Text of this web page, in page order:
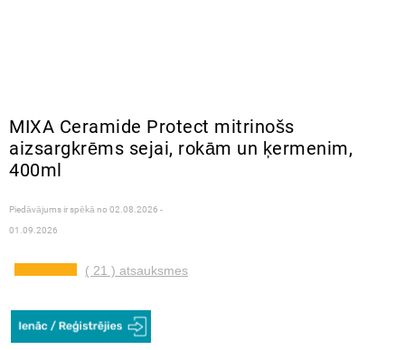
MIXA Ceramide Protect mitrinošs
aizsargkrēms sejai, rokām un ķermenim,
400ml
Piedāvājums ir spēkā no 02.08.2026 -
01.09.2026
( 21 ) atsauksmes